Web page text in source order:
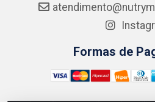
Formas de